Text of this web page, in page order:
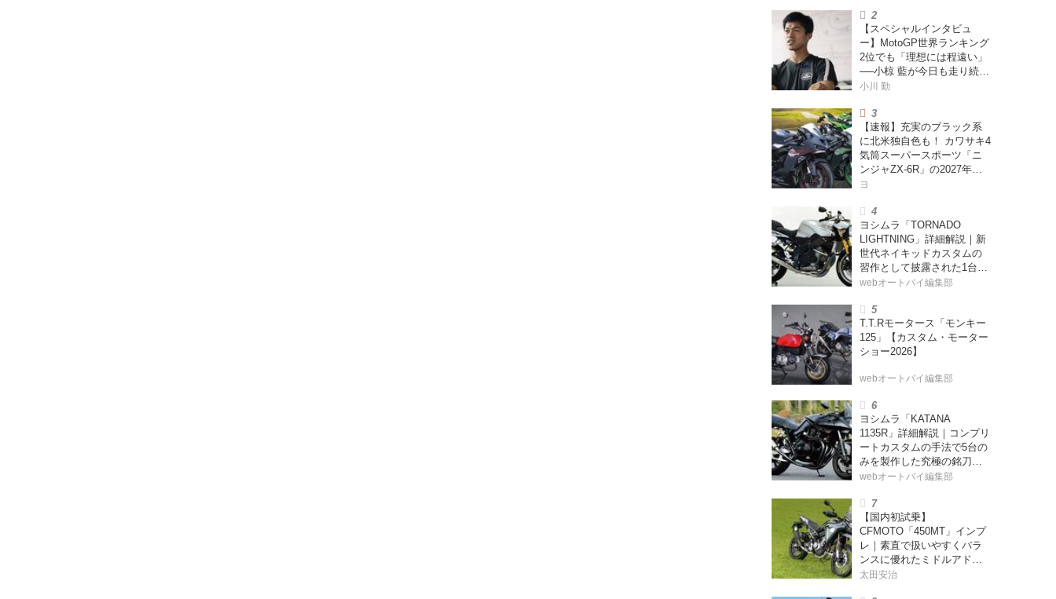
【スペシャルインタビュ
ー】MotoGP世界ランキング
2位でも「理想には程遠い」
──小椋 藍が今日も走り続け
る理由
小川 勤
【速報】充実のブラック系
に北米独自色も！ カワサキ4
気筒スーパースポーツ「ニ
ンジャZX-6R」の2027年モ
デルを発表、2気筒ニンジャ
ヨ
ヨシムラ「TORNADO
LIGHTNING」詳細解説｜新
世代ネイキッドカスタムの
習作として披露された1台
【ヨシムラ伝】
webオートバイ編集部
T.T.Rモータース「モンキー
125」【カスタム・モーター
ショー2026】
webオートバイ編集部
ヨシムラ「KATANA
1135R」詳細解説｜コンプリ
ートカスタムの手法で5台の
みを製作した究極の銘刀
【ヨシムラ伝】
webオートバイ編集部
【国内初試乗】
CFMOTO「450MT」インプ
レ｜素直で扱いやすくバラ
ンスに優れたミドルアドベ
ンチャー！
太田安治